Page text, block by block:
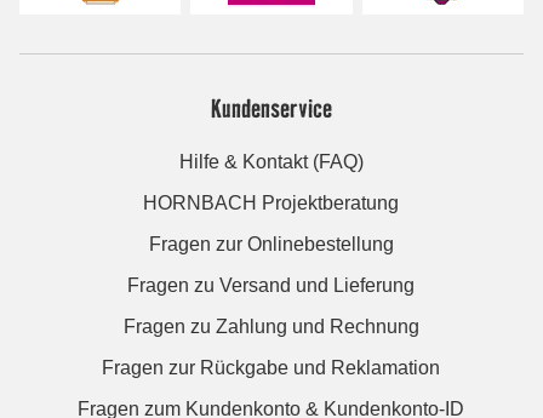
Kundenservice
Hilfe & Kontakt (FAQ)
HORNBACH Projektberatung
Fragen zur Onlinebestellung
Fragen zu Versand und Lieferung
Fragen zu Zahlung und Rechnung
Fragen zur Rückgabe und Reklamation
Fragen zum Kundenkonto & Kundenkonto-ID